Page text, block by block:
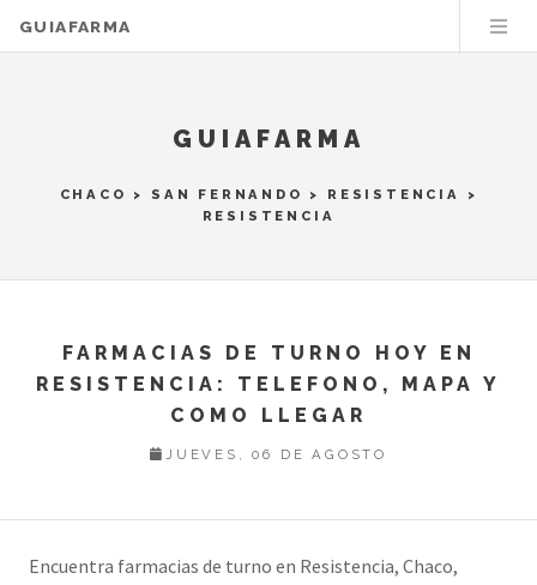
GUIAFARMA
GUIAFARMA
CHACO > SAN FERNANDO > RESISTENCIA
>
RESISTENCIA
FARMACIAS DE TURNO HOY EN
RESISTENCIA: TELEFONO, MAPA Y
COMO LLEGAR
JUEVES, 06 DE AGOSTO
Encuentra farmacias de turno en Resistencia, Chaco,